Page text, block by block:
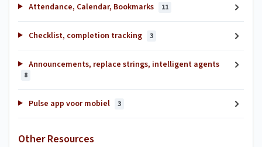
Attendance, Calendar, Bookmarks 11
Checklist, completion tracking 3
Announcements, replace strings, intelligent agents
8
Pulse app voor mobiel 3
Other Resources